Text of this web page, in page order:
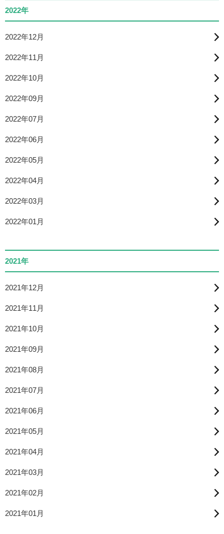
2022年
2022年12月
2022年11月
2022年10月
2022年09月
2022年07月
2022年06月
2022年05月
2022年04月
2022年03月
2022年01月
2021年
2021年12月
2021年11月
2021年10月
2021年09月
2021年08月
2021年07月
2021年06月
2021年05月
2021年04月
2021年03月
2021年02月
2021年01月